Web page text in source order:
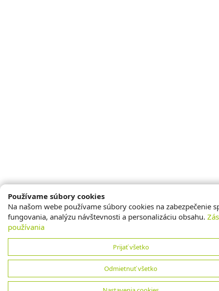
Používame súbory cookies
Na našom webe používame súbory cookies na zabezpečenie
fungovania, analýzu návštevnosti a personalizáciu obsahu.
používania
Prijať všetko
Odmietnuť všetko